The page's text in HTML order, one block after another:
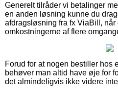
Generelt tilråder vi betalinger
en anden løsning kunne du
afdragsløsning fra fx ViaBill,
omkostningerne af flere
Forud for at nogen bestiller hos
behøver man altid have øje for
det almindeligvis ikke videre